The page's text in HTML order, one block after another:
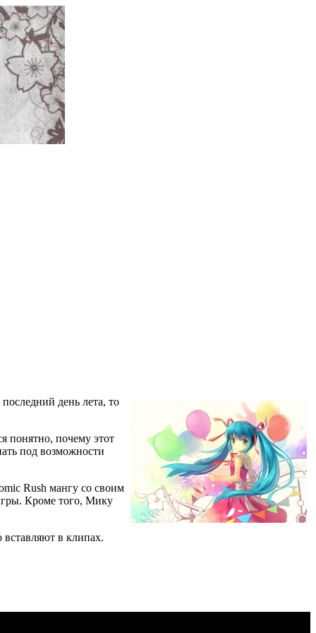
день лета, то
понятно, почему этот
под возможности
Rush мангу со своим
Кроме того, Мику
в клипах.